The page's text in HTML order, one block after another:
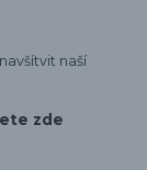
naší
zde